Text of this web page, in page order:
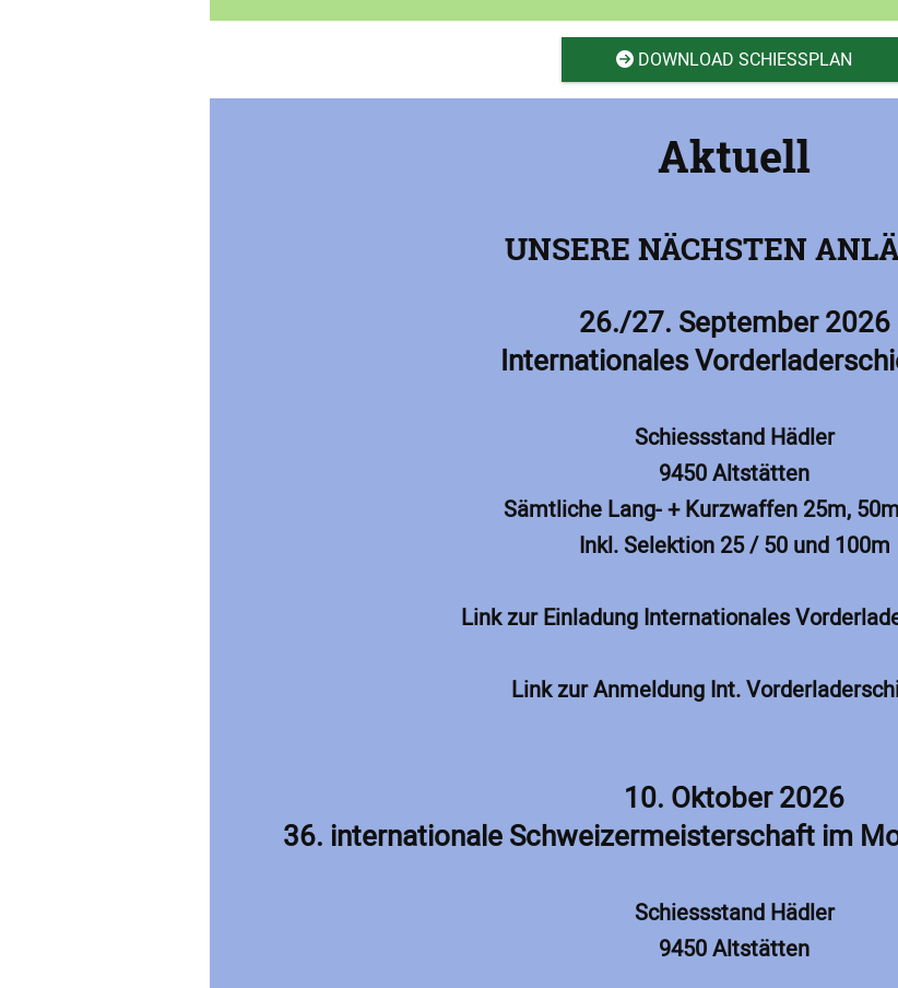
 DOWNLOAD SCHIESSPLAN
Aktuell
UNSERE NÄCHSTEN
26./27. September 2026
Internationales
Schiessstand Hädler
9450 Altstätten
Sämtliche Lang- + Kurzwaffen 25m,
Inkl. Selektion 25 / 50 und 100m
Link zur Einladung Internationales
Link zur Anmeldung Int.
10. Oktober 2026
36. internationale Schweizermeisterschaft im
Schiessstand Hädler
9450 Altstätten